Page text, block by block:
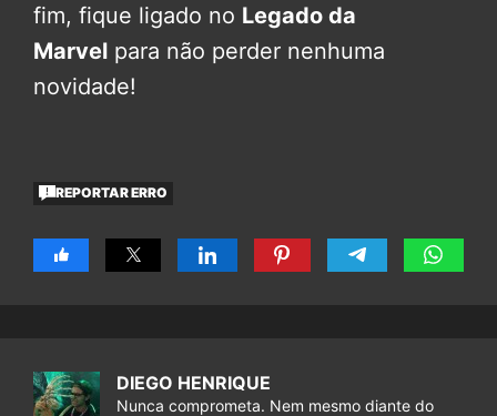
fim, fique ligado no Legado da
Marvel para não perder nenhuma
novidade!
REPORTAR ERRO
DIEGO HENRIQUE
Nunca comprometa. Nem mesmo diante do